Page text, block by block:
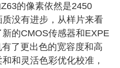
的像素依然是2450
没有进步，从样片来看
的CMOS传感器和EXPE
了更出色的宽容度和高
和灵活色彩优化校准，